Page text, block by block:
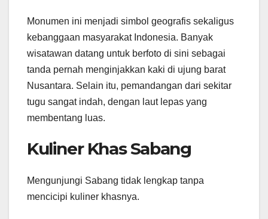
Monumen ini menjadi simbol geografis sekaligus
kebanggaan masyarakat Indonesia. Banyak
wisatawan datang untuk berfoto di sini sebagai
tanda pernah menginjakkan kaki di ujung barat
Nusantara. Selain itu, pemandangan dari sekitar
tugu sangat indah, dengan laut lepas yang
membentang luas.
Kuliner Khas Sabang
Mengunjungi Sabang tidak lengkap tanpa
mencicipi kuliner khasnya.